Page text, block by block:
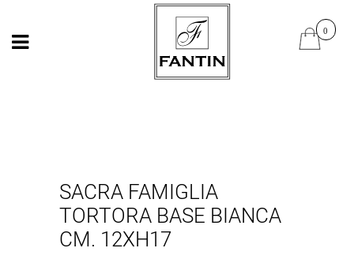
Open Open
SACRA FAMIGLIA
TORTORA BASE BIANCA
CM. 12XH17